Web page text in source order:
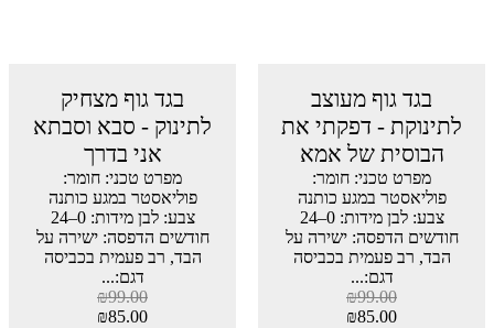
בגד גוף מעוצב
לתינוקת - דפקתי את
הבוסית של אמא
מפרט טכני: חומר:
פוליאסטר במגע כותנה
צבע: לבן מידות: 0–24
חודשים הדפסה: ישירה על
הבד, רב פעמית בכביסה
דגם:...
₪99.00
₪85.00
בגד גוף מצחיק
לתינוק - סבא וסבתא
אני בדרך
מפרט טכני: חומר:
פוליאסטר במגע כותנה
צבע: לבן מידות: 0–24
חודשים הדפסה: ישירה על
הבד, רב פעמית בכביסה
דגם:...
₪99.00
₪85.00